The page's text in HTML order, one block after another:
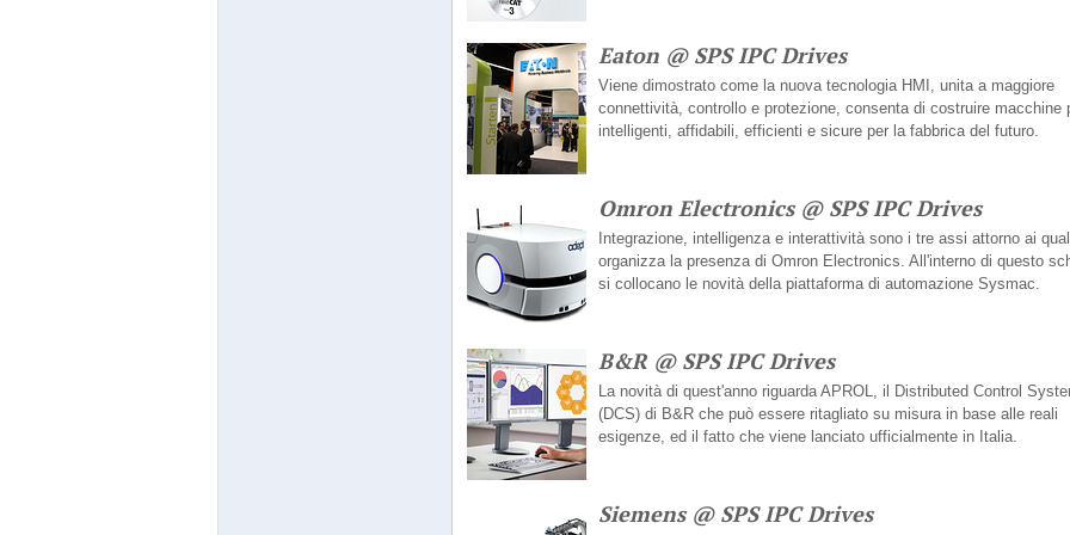
Eaton @ SPS IPC Drives
Viene dimostrato come la nuova tecnologia HMI, unita a maggiore
connettività, controllo e protezione, consenta di costruire macchine
intelligenti, affidabili, efficienti e sicure per la fabbrica del futuro.
Omron Electronics @ SPS IPC Drives
Integrazione, intelligenza e interattività sono i tre assi attorno ai
organizza la presenza di Omron Electronics. All'interno di questo
si collocano le novità della piattaforma di automazione Sysmac.
B&R @ SPS IPC Drives
La novità di quest'anno riguarda APROL, il Distributed Control
(DCS) di B&R che può essere ritagliato su misura in base alle reali
esigenze, ed il fatto che viene lanciato ufficialmente in Italia.
Siemens @ SPS IPC Drives